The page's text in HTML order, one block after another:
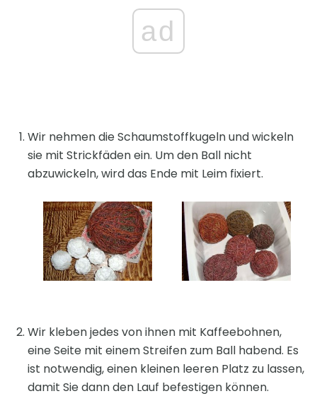
ad
Wir nehmen die Schaumstoffkugeln und wickeln
sie mit Strickfäden ein. Um den Ball nicht
abzuwickeln, wird das Ende mit Leim fixiert.
Wir kleben jedes von ihnen mit Kaffeebohnen,
eine Seite mit einem Streifen zum Ball habend. Es
ist notwendig, einen kleinen leeren Platz zu lassen,
damit Sie dann den Lauf befestigen können.